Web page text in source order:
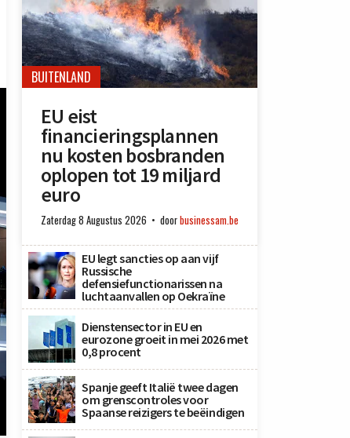
BUITENLAND
EU eist
financieringsplannen
nu kosten bosbranden
oplopen tot 19 miljard
euro
Zaterdag 8 Augustus 2026 doorbusinessam.be
EU legt sancties op aan vijf
Russische
defensiefunctionarissen na
luchtaanvallen op Oekraïne
Dienstensector in EU en
eurozone groeit in mei 2026 met
0,8 procent
Spanje geeft Italië twee dagen
om grenscontroles voor
Spaanse reizigers te beëindigen